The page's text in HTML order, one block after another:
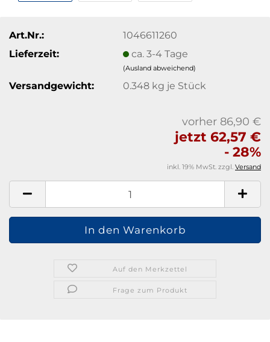
Art.Nr.:
1046611260
Lieferzeit:
ca. 3-4 Tage
(Ausland abweichend)
Versandgewicht: 0.348 kg je Stück
vorher 86,90 €
jetzt 62,57 €
- 28%
inkl. 19% MwSt. zzgl. Versand
Auf den Merkzettel
Frage zum Produkt